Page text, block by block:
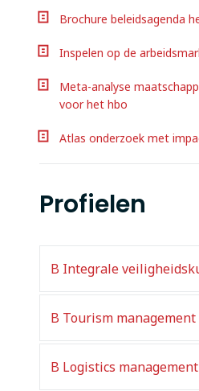
Brochure beleidsagenda
Inspelen op de
Meta-analyse
voor het hbo
Atlas onderzoek met
Profielen
B Integrale
B Tourism management
B Logistics management